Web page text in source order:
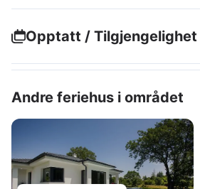
Opptatt / Tilgjengelighet
Andre feriehus i området